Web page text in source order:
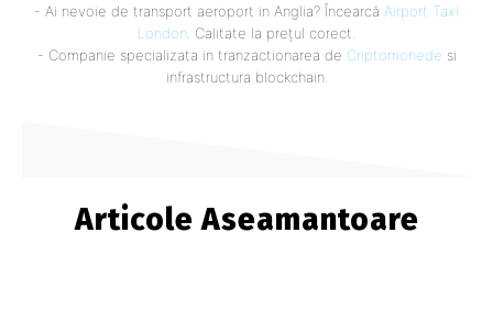
- Ai nevoie de transport aeroport in Anglia? Încearcă Airport Taxi
London. Calitate la prețul corect.
- Companie specializata in tranzactionarea de Criptomonede si
infrastructura blockchain.
Articole Aseamantoare